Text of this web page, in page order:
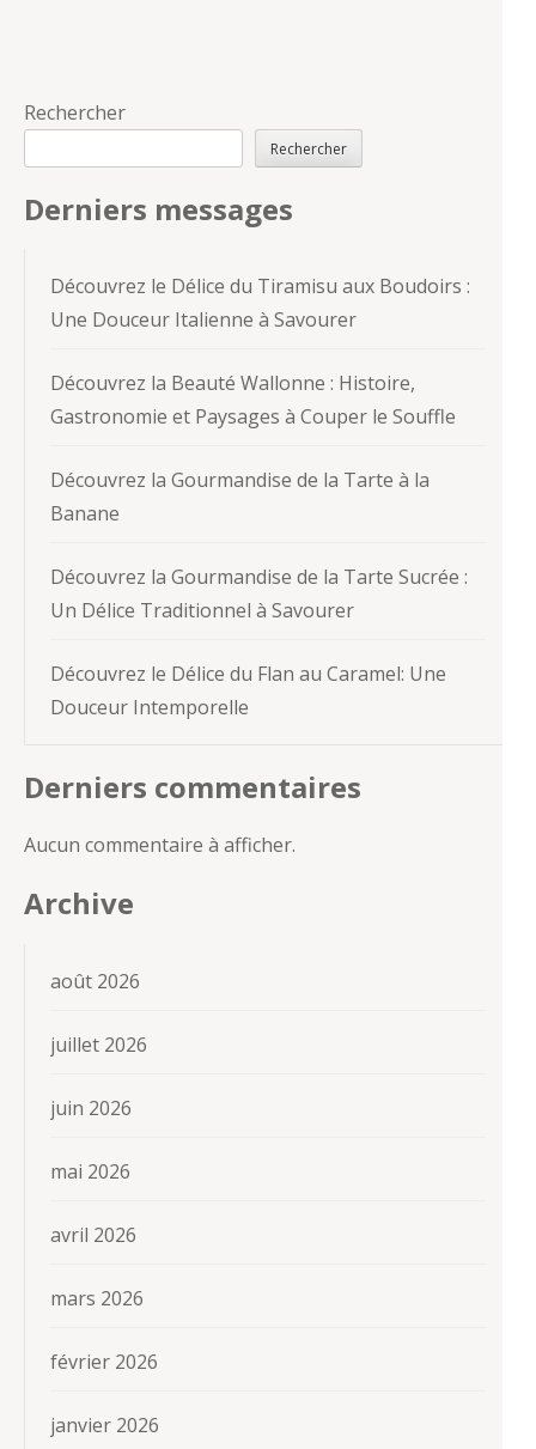
Rechercher
Rechercher
Derniers messages
Découvrez le Délice du Tiramisu aux Boudoirs :
Une Douceur Italienne à Savourer
Découvrez la Beauté Wallonne : Histoire,
Gastronomie et Paysages à Couper le Souffle
Découvrez la Gourmandise de la Tarte à la
Banane
Découvrez la Gourmandise de la Tarte Sucrée :
Un Délice Traditionnel à Savourer
Découvrez le Délice du Flan au Caramel: Une
Douceur Intemporelle
Derniers commentaires
Aucun commentaire à afficher.
Archive
août 2026
juillet 2026
juin 2026
mai 2026
avril 2026
mars 2026
février 2026
janvier 2026